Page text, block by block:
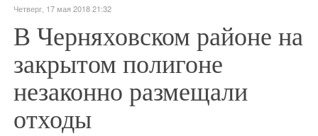
Четверг, 17 мая 2018 21:32
В Черняховском районе на
закрытом полигоне
незаконно размещали
отходы